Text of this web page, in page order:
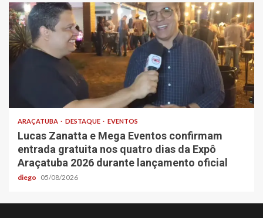
ARAÇATUBA DESTAQUE EVENTOS
Lucas Zanatta e Mega Eventos confirmam
entrada gratuita nos quatro dias da Expô
Araçatuba 2026 durante lançamento oficial
diego 05/08/2026